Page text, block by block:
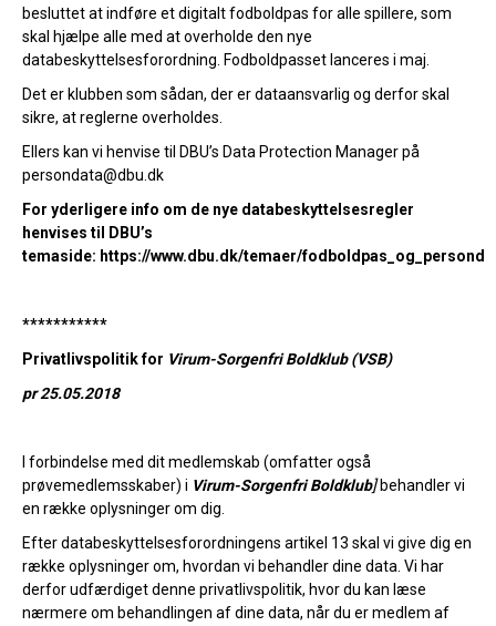
besluttet at indføre et digitalt fodboldpas for alle spillere, som
skal hjælpe alle med at overholde den nye
databeskyttelsesforordning. Fodboldpasset lanceres i maj.
Det er klubben som sådan, der er dataansvarlig og derfor skal
sikre, at reglerne overholdes.
Ellers kan vi henvise til DBU’s Data Protection Manager på
persondata@dbu.dk
For yderligere info om de nye databeskyttelsesregler
henvises til DBU’s
temaside: https://www.dbu.dk/temaer/
***********
Privatlivspolitik for Virum-Sorgenfri Boldklub (VSB)
pr 25.05.2018
I forbindelse med dit medlemskab (omfatter også
prøvemedlemsskaber) i Virum-Sorgenfri Boldklub]behandler vi
en række oplysninger om dig.
Efter databeskyttelsesforordningens artikel 13 skal vi give dig en
række oplysninger om, hvordan vi behandler dine data. Vi har
derfor udfærdiget denne privatlivspolitik, hvor du kan læse
nærmere om behandlingen af dine data, når du er medlem af